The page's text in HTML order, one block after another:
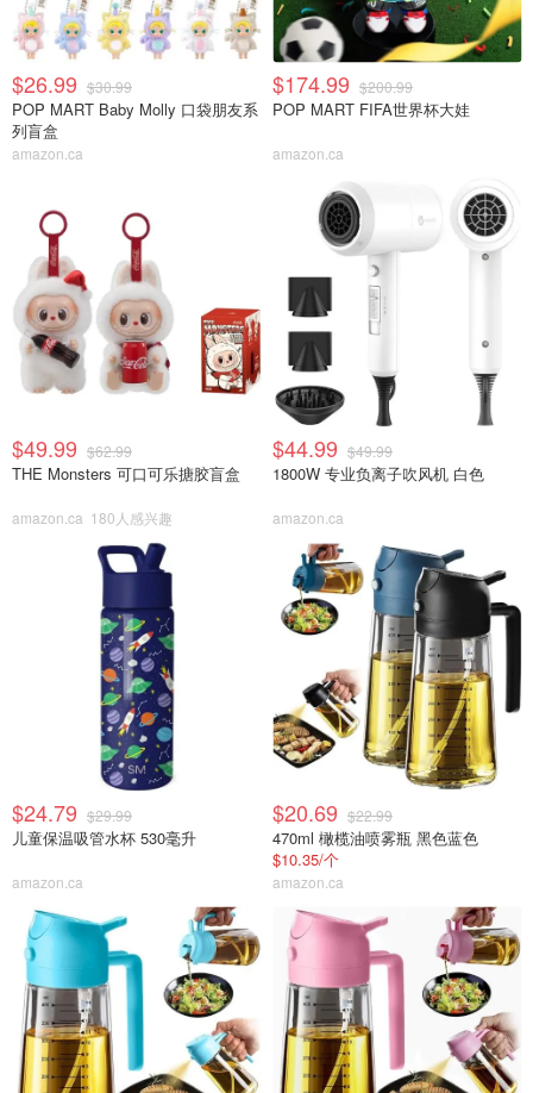
$26.99 $30.99
POP MART Baby Molly 口袋朋友系
列盲盒
amazon.ca
$174.99 $200.99
POP MART FIFA世界杯大娃
amazon.ca
$49.99 $62.99
THE Monsters 可口可乐搪胶盲盒
amazon.ca 180人感兴趣
$44.99 $49.99
1800W 专业负离子吹风机 白色
amazon.ca
$24.79 $29.99
儿童保温吸管水杯 530毫升
amazon.ca
$20.69 $22.99
470ml 橄榄油喷雾瓶 黑色蓝色
$10.35/个
amazon.ca